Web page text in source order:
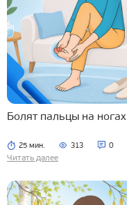
Болят пальцы на ногах
25 мин. 313 0
Читать далее